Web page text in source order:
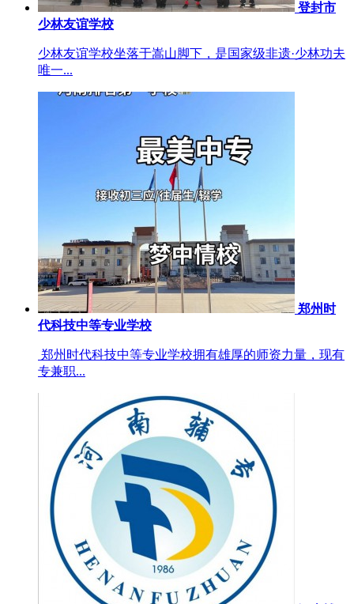
登封市
少林友谊学校
少林友谊学校坐落于嵩山脚下，是国家级非遗·少林功夫
唯一...
郑州时
代科技中等专业学校
郑州时代科技中等专业学校拥有雄厚的师资力量，现有
专兼职...